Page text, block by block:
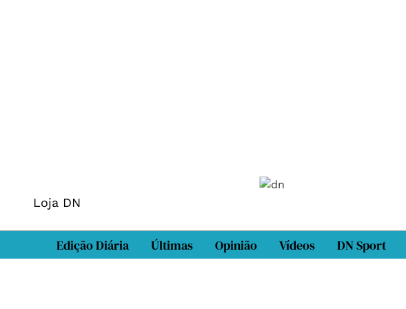
Loja DN
Edição Diária Últimas Opinião Vídeos DN Sport